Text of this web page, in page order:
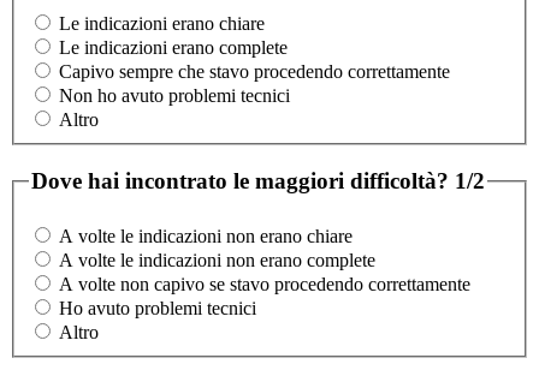
Le indicazioni erano chiare
Le indicazioni erano complete
Capivo sempre che stavo procedendo correttamente
Non ho avuto problemi tecnici
Altro
Dove hai incontrato le maggiori difficoltà? 1/2
A volte le indicazioni non erano chiare
A volte le indicazioni non erano complete
A volte non capivo se stavo procedendo correttamente
Ho avuto problemi tecnici
Altro